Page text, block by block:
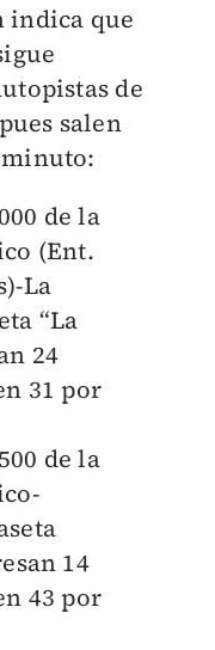
indica que
de
salen
minuto:
de la
(Ent.
La
“La
24
31 por
de la
14
43 por